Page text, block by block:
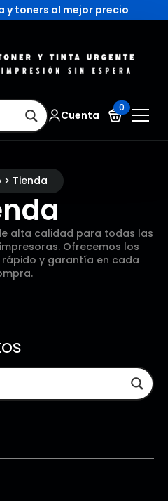
y toners al mejor precio
Cuenta
0
> Tienda
alta calidad para todas las
Ofrecemos los
rápido y garantía en cada